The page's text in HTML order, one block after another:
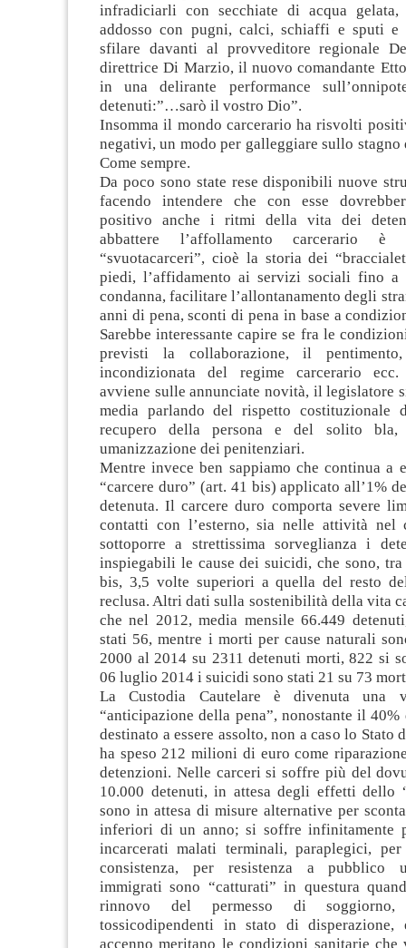
infradiciarli con secchiate di acqua
addosso con pugni, calci, schiaffi e sputi
sfilare davanti al provveditore regionale
direttrice Di Marzio, il nuovo comandante
in una delirante performance
detenuti:”…sarò il vostro Dio”.
Insomma il mondo carcerario ha risvolti
negativi, un modo per galleggiare sullo
Come sempre.
Da poco sono state rese disponibili nuove
facendo intendere che con esse
positivo anche i ritmi della vita dei
abbattere l’affollamento carcerario
“svuotacarceri”, cioè la storia dei
piedi, l’affidamento ai servizi sociali fino a
condanna, facilitare l’allontanamento degli
anni di pena, sconti di pena in base a
Sarebbe interessante capire se fra le
previsti la collaborazione, il pentimento,
incondizionata del regime carcerario
avviene sulle annunciate novità, il legislatore
media parlando del rispetto costituzionale
recupero della persona e del solito
umanizzazione dei penitenziari.
Mentre invece ben sappiamo che continua a
“carcere duro” (art. 41 bis) applicato all’1%
detenuta. Il carcere duro comporta severe
contatti con l’esterno, sia nelle attività nel
sottoporre a strettissima sorveglianza i
inspiegabili le cause dei suicidi, che sono,
bis, 3,5 volte superiori a quella del resto
reclusa. Altri dati sulla sostenibilità della vita
che nel 2012, media mensile 66.449
stati 56, mentre i morti per cause naturali
2000 al 2014 su 2311 detenuti morti, 822 si
06 luglio 2014 i suicidi sono stati 21 su 73
La Custodia Cautelare è divenuta una
“anticipazione della pena”, nonostante il
destinato a essere assolto, non a caso lo Stato
ha speso 212 milioni di euro come
detenzioni. Nelle carceri si soffre più del
10.000 detenuti, in attesa degli effetti dello
sono in attesa di misure alternative per
inferiori di un anno; si soffre infinitamente
incarcerati malati terminali, paraplegici,
consistenza, per resistenza a pubblico
immigrati sono “catturati” in questura
rinnovo del permesso di
tossicodipendenti in stato di
accenno meritano le condizioni sanitarie che